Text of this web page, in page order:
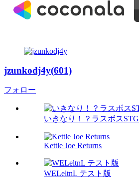
jzunkodj4y(601)
フォロー
いきなり！？ラスボスSTG
Kettle Joe Returns
WELeltnL テスト版